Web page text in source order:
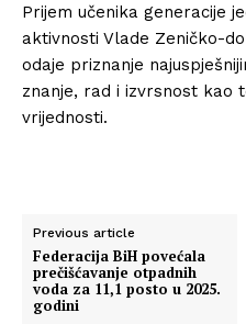
Prijem učenika generacije
aktivnosti Vlade Zeničko-
odaje priznanje
znanje, rad i izvrsnost kao
vrijednosti.
Previous article
Federacija BiH povećala
prečišćavanje otpadnih
voda za 11,1 posto u 2025.
godini